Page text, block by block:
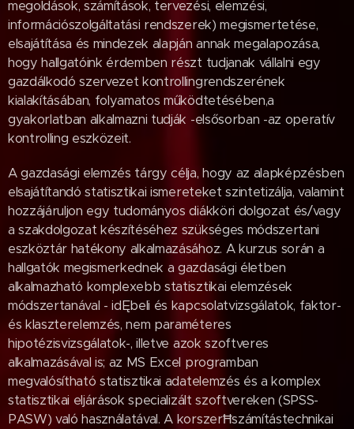
megoldások, számítások, tervezési, elemzési,
információszolgáltatási rendszerek) megismertetése,
elsajátítása és mindezek alapján annak megalapozása,
hogy hallgatóink érdemben részt tudjanak vállalni egy
gazdálkodó szervezet kontrollingrendszerének
kialakításában, folyamatos működtetésében,a
gyakorlatban alkalmazni tudják -elsősorban -az operatív
kontrolling eszközeit.
A gazdasági elemzés tárgy célja, hogy az alapképzésben
elsajátítandó statisztikai ismereteket szintetizálja, valamint
hozzájáruljon egy tudományos diákköri dolgozat és/vagy
a szakdolgozat készítéséhez szükséges módszertani
eszköztár hatékony alkalmazásához. A kurzus során a
hallgatók megismerkednek a gazdasági életben
alkalmazható komplexebb statisztikai elemzések
módszertanával - idĘbeli és kapcsolatvizsgálatok, faktor-
és klaszterelemzés, nem paraméteres
hipotézisvizsgálatok-, illetve azok szoftveres
alkalmazásával is; az MS Excel programban
megvalósítható statisztikai adatelemzés és a komplex
statisztikai eljárások specializált szoftvereken (SPSS-
PASW) való használatával. A korszerĦszámítástechnikai